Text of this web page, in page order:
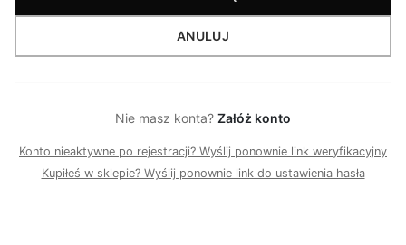
ANULUJ
Nie masz konta? Załóż konto
Konto nieaktywne po rejestracji? Wyślij ponownie link weryfikacyjny
Kupiłeś w sklepie? Wyślij ponownie link do ustawienia hasła